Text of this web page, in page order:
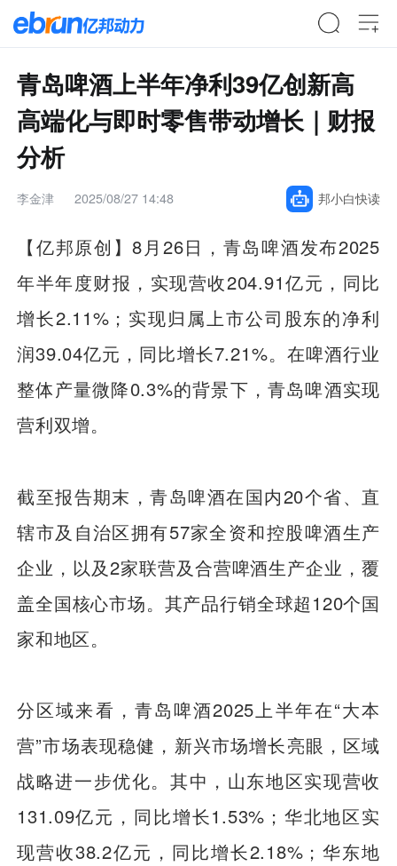
青岛啤酒上半年净利39亿创新高
高端化与即时零售带动增长｜财报
分析
李金津 2025/08/27 14:48 邦小白快读
【亿邦原创】8月26日，青岛啤酒发布2025
年半年度财报，实现营收204.91亿元，同比
增长2.11%；实现归属上市公司股东的净利
润39.04亿元，同比增长7.21%。在啤酒行业
整体产量微降0.3%的背景下，青岛啤酒实现
营利双增。
截至报告期末，青岛啤酒在国内20个省、直
辖市及自治区拥有57家全资和控股啤酒生产
企业，以及2家联营及合营啤酒生产企业，覆
盖全国核心市场。其产品行销全球超120个国
家和地区。
分区域来看，青岛啤酒2025上半年在“大本
营”市场表现稳健，新兴市场增长亮眼，区域
战略进一步优化。其中，山东地区实现营收
131.09亿元，同比增长1.53%；华北地区实
现营收38.2亿元，同比增长2.18%；华东地